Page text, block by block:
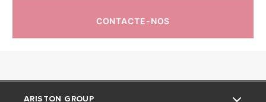
CONTACTE-NOS
ARISTON GROUP